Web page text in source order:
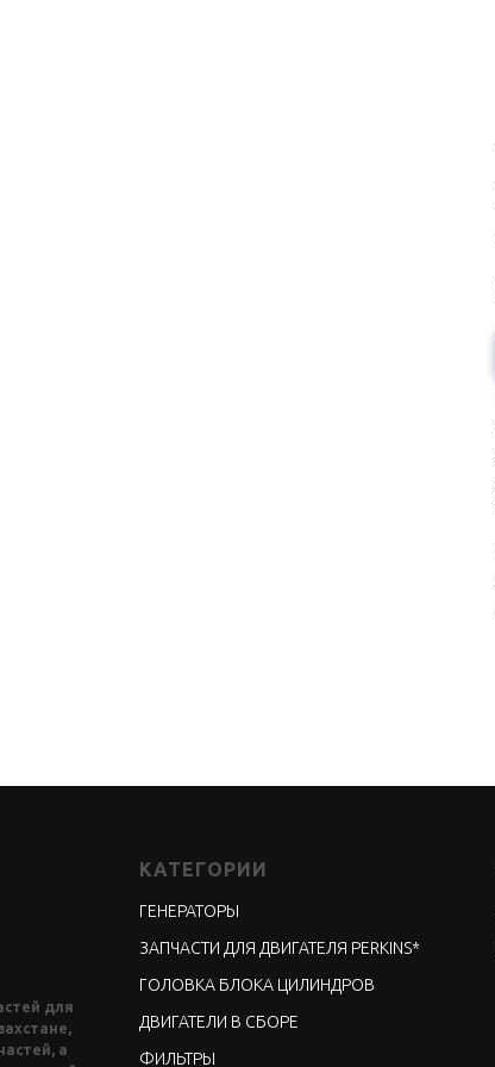
для
а
КАТЕГОРИИ
ГЕНЕРАТОРЫ
ЗАПЧАСТИ ДЛЯ ДВИГАТЕЛЯ PERKINS*
ГОЛОВКА БЛОКА ЦИЛИНДРОВ
ДВИГАТЕЛИ В СБОРЕ
ФИЛЬТРЫ